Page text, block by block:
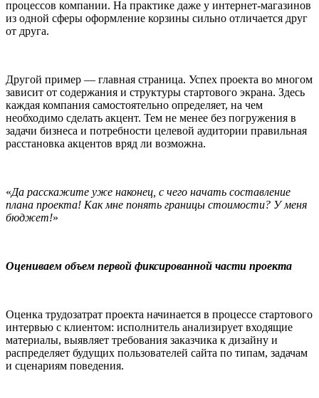
процессов компании. На практике даже у интернет-магазинов
из одной сферы оформление корзины сильно отличается друг
от друга.
Другой пример — главная страница. Успех проекта во многом
зависит от содержания и структуры стартового экрана. Здесь
каждая компания самостоятельно определяет, на чем
необходимо сделать акцент. Тем не менее без погружения в
задачи бизнеса и потребности целевой аудитории правильная
расстановка акцентов вряд ли возможна.
«Да расскажите уже наконец, с чего начать составление
плана проекта! Как мне понять границы стоимости? У меня
бюджет!»
Оцениваем объем первой фиксированной части проекта
Оценка трудозатрат проекта начинается в процессе стартового
интервью с клиентом: исполнитель анализирует входящие
материалы, выявляет требования заказчика к дизайну и
распределяет будущих пользователей сайта по типам, задачам
и сценариям поведения.